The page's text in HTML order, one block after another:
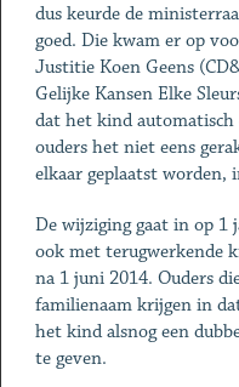
dus keurde de
goed. Die kwam er op
Justitie Koen Geens
Gelijke Kansen Elke
dat het kind automatisch
ouders het niet eens
elkaar geplaatst worden,
De wijziging gaat in op 1
ook met terugwerkende
na 1 juni 2014. Ouders
familienaam krijgen in
het kind alsnog een
te geven.